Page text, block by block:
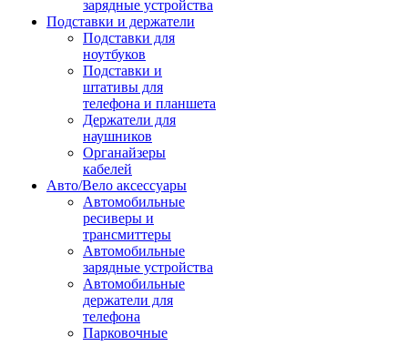
зарядные устройства
Подставки и держатели
Подставки для
ноутбуков
Подставки и
штативы для
телефона и планшета
Держатели для
наушников
Органайзеры
кабелей
Авто/Вело аксессуары
Автомобильные
ресиверы и
трансмиттеры
Автомобильные
зарядные устройства
Автомобильные
держатели для
телефона
Парковочные